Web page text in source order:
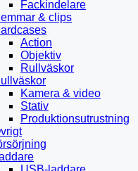
Fackindelare
& clips
Action
Objektiv
Rullväskor
Kamera & video
Stativ
Produktionsutrustning